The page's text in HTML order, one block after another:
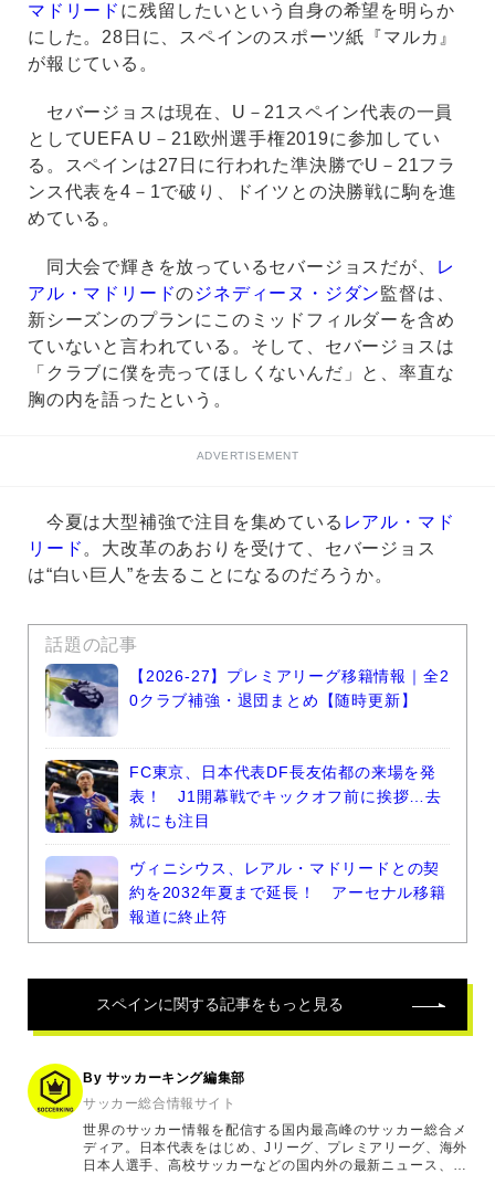
マドリード に残留したいという自身の希望を明らか
にした。28日に、スペインのスポーツ紙『マルカ』
が報じている。
セバージョスは現在、U－21スペイン代表の一員
としてUEFA U－21欧州選手権2019に参加してい
る。スペインは27日に行われた準決勝でU－21フラ
ンス代表を4－1で破り、ドイツとの決勝戦に駒を進
めている。
同大会で輝きを放っているセバージョスだが、
レ
アル・マドリードのジネディーヌ・ジダン監督は、
新シーズンのプランにこのミッドフィルダーを含め
ていないと言われている。そして、セバージョスは
「クラブに僕を売ってほしくないんだ」と、率直な
胸の内を語ったという。
ADVERTISEMENT
今夏は大型補強で注目を集めている レアル・マド
リード。大改革のあおりを受けて、セバージョス
は“白い巨人”を去ることになるのだろうか。
話題の記事
【2026-27】プレミアリーグ移籍情報｜全2
0クラブ補強・退団まとめ【随時更新】
FC東京、日本代表DF長友佑都の来場を発
表！ J1開幕戦でキックオフ前に挨拶…去
就にも注目
ヴィニシウス、レアル・マドリードとの契
約を2032年夏まで延長！ アーセナル移籍
報道に終止符
スペインに関する記事をもっと見る
By サッカーキング編集部
サッカー総合情報サイト
世界のサッカー情報を配信する国内最高峰のサッカー総合メ
ディア。日本代表をはじめ、Jリーグ、プレミアリーグ、海外
日本人選手、高校サッカーなどの国内外の最新ニュース、コ